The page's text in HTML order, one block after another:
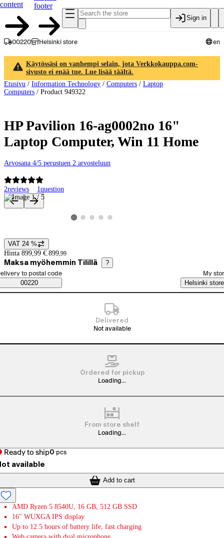
content
footer
Sign in
00220 Helsinki store en
Käytössäsi on vanhempi selain, jota Verkkokauppa.com-
sivusto ei enää tue. Lue lisää täältä.
Etusivu / Information Technology / Computers / Laptop
Computers / Product 949322
HP Pavilion 16-ag0002no 16"
Laptop Computer, Win 11 Home
Arvosana 4/5 perustuen 2 arvosteluun
2reviews 1question
Product images and videos
View product image 1
View product image 2
View product image 3
View product image 4
View product image 5
Price details
VAT 24 %
Hinta 899,99 €. 899,99
Maksa myöhemmin Tilillä ?
Saatavuustiedot
order method
to postal code
00220
My
Helsinki store
Delivered
Not available
Ordered for pickup
Loading...
From store shelf
Loading...
Ready to ship0 pcs
available
Add to cart
AMD Ryzen 5 8540U, 16 GB, 512 GB SSD
16" WUXGA IPS display
Up to 12.5 hours of battery life, fast charging